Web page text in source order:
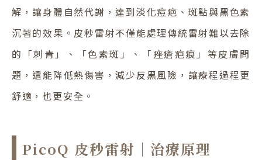
解，讓身體自然代謝，達到淡化痘疤、斑點與黑色素
沉著的效果。皮秒雷射不僅能處理傳統雷射難以去除
的「刺青」、「色素斑」、「痤瘡疤痕」等皮膚問
題，還能降低熱傷害，減少反黑風險，讓療程過程更
舒適，也更安全。
PicoQ 皮秒雷射｜治療原理